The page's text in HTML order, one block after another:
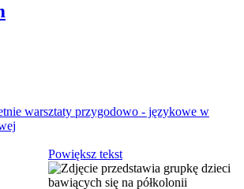
warsztaty przygodowo - językowe w
Powiększ tekst